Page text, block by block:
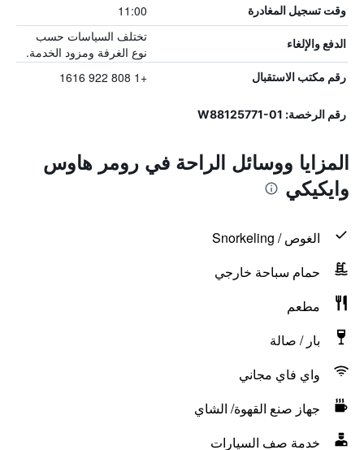
وقت تسجيل المغادرة 11:00
الدفع والإلغاء
تختلف السياسات حسب
نوع الغرفة ومزود الخدمة.
رقم مكتب الاستقبال +1 808 922 1616
رقم الرخصة: W88125771-01
المزايا ووسائل الراحة في رومر هاوس
وايكيكي
الغوص / Snorkeling
حمام سباحة خارجي
مطعم
بار / صالة
واي فاي مجاني
جهاز صنع القهوة/ الشاي
خدمة صف السيارات